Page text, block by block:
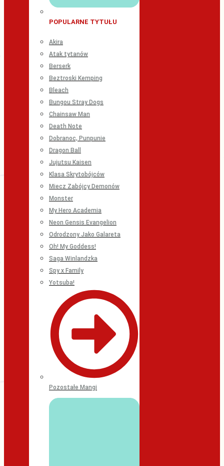
POPULARNE TYTUŁU
Akira
Atak tytanów
Berserk
Beztroski Kemping
Bleach
Bungou Stray Dogs
Chainsaw Man
Death Note
Dobranoc, Punpunie
Dragon Ball
Jujutsu Kaisen
Klasa Skrytobójców
Miecz Zabójcy Demonów
Monster
My Hero Academia
Neon Gensis Evangelion
Odrodzony Jako Galareta
Oh! My Goddess!
Saga Winlandzka
Spy x Family
Yotsuba!
Pozostałe Mangi